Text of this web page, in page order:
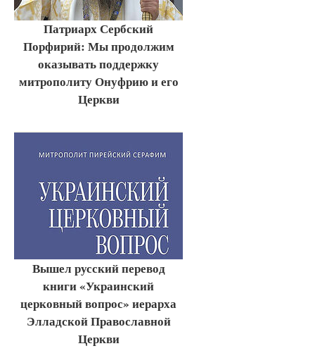
Патриарх Сербский
Порфирий: Мы продолжим
оказывать поддержку
митрополиту Онуфрию и его
Церкви
Вышел русский перевод
книги «Украинский
церковный вопрос» иерарха
Элладской Православной
Церкви